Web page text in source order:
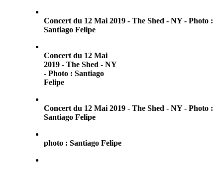
Concert du 12 Mai 2019 - The Shed - NY - Photo :
Santiago Felipe
Concert du 12 Mai
2019 - The Shed - NY
- Photo : Santiago
Felipe
Concert du 12 Mai 2019 - The Shed - NY - Photo :
Santiago Felipe
photo : Santiago Felipe